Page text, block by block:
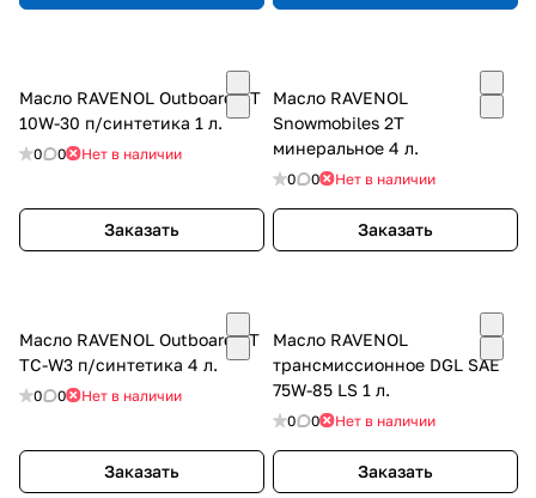
Масло RAVENOL Outboard 4T
10W-30 п/синтетика 1 л.
0 0 Нет в наличии
Заказать
Масло RAVENOL
Snowmobiles 2T
минеральное 4 л.
0 0 Нет в наличии
Заказать
Масло RAVENOL Outboard 2Т
TC-W3 п/синтетика 4 л.
0 0 Нет в наличии
Заказать
Масло RAVENOL
трансмиссионное DGL SAE
75W-85 LS 1 л.
0 0 Нет в наличии
Заказать